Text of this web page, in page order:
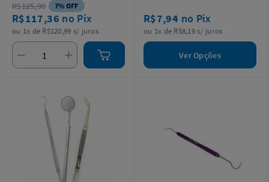
R$125,90 7% OFF
R$117,36 no Pix
ou 1x de R$120,99 s/ juros
R$7,94 no Pix
ou 1x de R$8,19 s/ juros
Ver Opções